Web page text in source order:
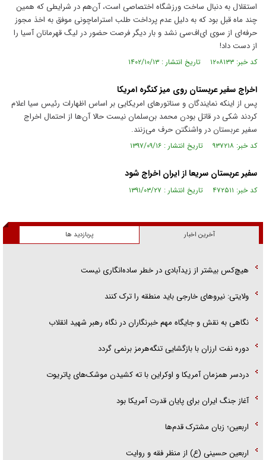
استقلال به دنبال ساخت ورزشگاه اختصاصی است، آن‌هم در شرایطی که همین
چند ماه قبل بود که به دلیل عدم پرداخت طلب استراماچونی موفق به اخذ مجوز
حرفه‌ای از سوی ای‌اف‌سی نشد و بار دیگر فرصت حضور در لیگ قهرمانان آسیا را
از دست داد!
کد خبر: ۱۲۰۸۱۳۳ تاریخ انتشار : ۱۴۰۲/۱۰/۱۳
اخراج سفیر عربستان روی میز کنگره امریکا
پس از اینکه نمایندگان و سناتور‌های امریکایی بر اساس اظهارات رئیس سیا اعلام
کردند شکی در قاتل بودن محمد بن‌سلمان نیست حالا آن‌ها از احتمال اخراج
سفیر عربستان در واشنگتن حرف می‌زنند.
کد خبر: ۹۳۷۲۱۸ تاریخ انتشار : ۱۳۹۷/۰۹/۱۶
سفیر عربستان سریعا از ایران اخراج شود
کد خبر: ۴۷۲۵۱۱ تاریخ انتشار : ۱۳۹۱/۰۳/۲۷
آخرین اخبار پربازدید ها
هیچ‌کس بیشتر از زیدآبادی در خطر ساده‌انگاری نیست
ولایتی: نیرو‌های خارجی باید منطقه را ترک کنند
نگاهی به نقش و جایگاه مهم خبرنگاران در نگاه رهبر شهید انقلاب
دوره نفت ارزان با بازگشایی تنگه‌هرمز برنمی گردد
دردسر همزمان آمریکا و اوکراین با ته کشیدن موشک‌های پاتریوت
آغاز جنگ ایران برای پایان قدرت آمریکا بود
اربعین؛ زبان مشترک قدم‌ها
اربعین حسینی (ع) از منظر فقه و روایت